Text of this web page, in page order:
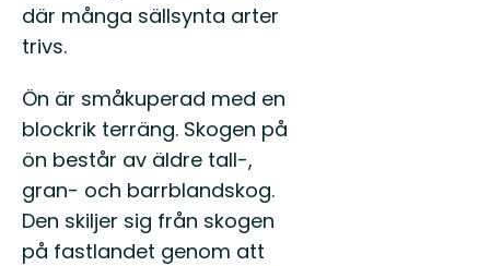
där många sällsynta arter
trivs.
Ön är småkuperad med en
blockrik terräng. Skogen på
ön består av äldre tall-,
gran- och barrblandskog.
Den skiljer sig från skogen
på fastlandet genom att